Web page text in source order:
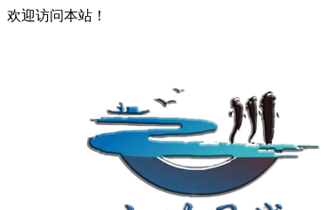
欢迎访问本站！